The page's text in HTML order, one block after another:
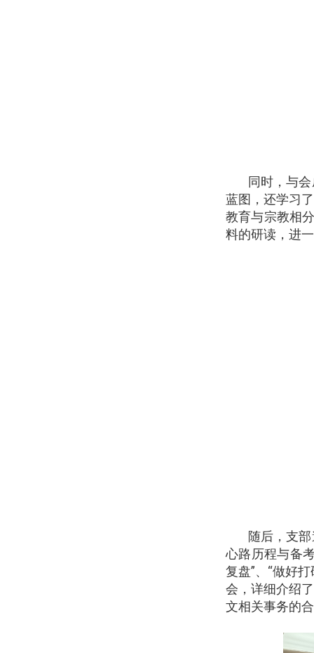
同时，与
蓝图，还学习
教育与宗教相
料的研读，进
随后，支
心路历程与备
复盘”、“做好
会，详细介绍
文相关事务的